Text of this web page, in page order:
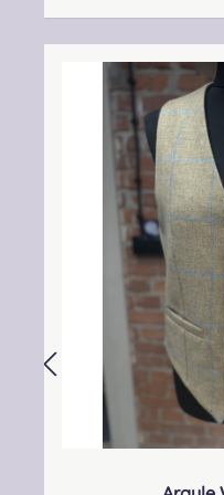
zusammen. Oder
unsere
gerne!! Die
wurden speziell
sicher sein, dass
Zweck erfüllt,
wohlfühlt! Durch
eine tolle
garantiert
kommen aus
Lieferzeit kann
Faktoren
anhand der
Anpassung